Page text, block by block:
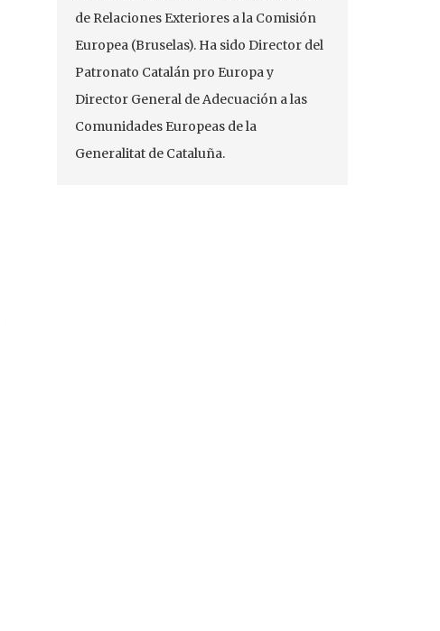
de Relaciones Exteriores a la Comisión
Europea (Bruselas). Ha sido Director del
Patronato Catalán pro Europa y
Director General de Adecuación a las
Comunidades Europeas de la
Generalitat de Cataluña.